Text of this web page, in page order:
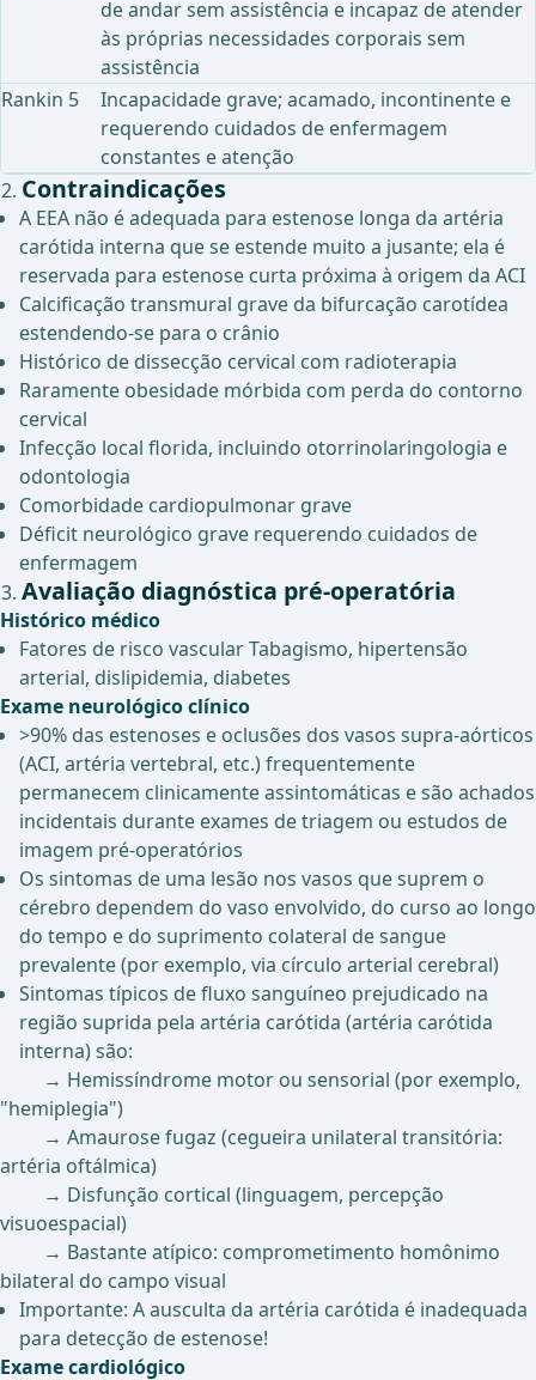
de andar sem assistência e incapaz de atender
às próprias necessidades corporais sem
assistência
Rankin 5
Incapacidade grave; acamado, incontinente e
requerendo cuidados de enfermagem
constantes e atenção
Contraindicações
A EEA não é adequada para estenose longa da artéria
carótida interna que se estende muito a jusante; ela é
reservada para estenose curta próxima à origem da ACI
Calcificação transmural grave da bifurcação carotídea
estendendo-se para o crânio
Histórico de dissecção cervical com radioterapia
Raramente obesidade mórbida com perda do contorno
cervical
Infecção local florida, incluindo otorrinolaringologia e
odontologia
Comorbidade cardiopulmonar grave
Déficit neurológico grave requerendo cuidados de
enfermagem
Avaliação diagnóstica pré-operatória
Histórico médico
Fatores de risco vascular Tabagismo, hipertensão
arterial, dislipidemia, diabetes
Exame neurológico clínico
>90% das estenoses e oclusões dos vasos supra-aórticos
(ACI, artéria vertebral, etc.) frequentemente
permanecem clinicamente assintomáticas e são achados
incidentais durante exames de triagem ou estudos de
imagem pré-operatórios
Os sintomas de uma lesão nos vasos que suprem o
cérebro dependem do vaso envolvido, do curso ao longo
do tempo e do suprimento colateral de sangue
prevalente (por exemplo, via círculo arterial cerebral)
Sintomas típicos de fluxo sanguíneo prejudicado na
região suprida pela artéria carótida (artéria carótida
interna) são:
→ Hemissíndrome motor ou sensorial (por exemplo,
"hemiplegia")
→ Amaurose fugaz (cegueira unilateral transitória:
artéria oftálmica)
→ Disfunção cortical (linguagem, percepção
visuoespacial)
→ Bastante atípico: comprometimento homônimo
bilateral do campo visual
Importante: A ausculta da artéria carótida é inadequada
para detecção de estenose!
Exame cardiológico